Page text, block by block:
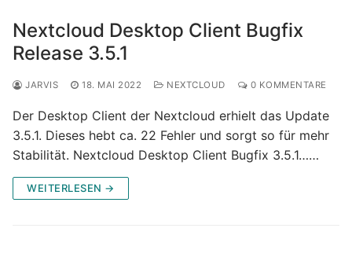
Nextcloud Desktop Client Bugfix
Release 3.5.1
JARVIS 18. MAI 2022 NEXTCLOUD 0 KOMMENTARE
Der Desktop Client der Nextcloud erhielt das Update
3.5.1. Dieses hebt ca. 22 Fehler und sorgt so für mehr
Stabilität. Nextcloud Desktop Client Bugfix 3.5.1……
WEITERLESEN →